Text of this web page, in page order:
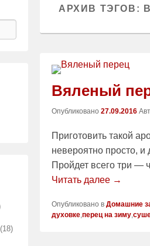
АРХИВ ТЭГОВ:
Вяленый
Опубликовано 27.09.2016
Приготовить такой
невероятно просто, и
Пройдет всего три —
Читать далее →
Опубликовано в Домашние
духовке перец на зиму
(18)